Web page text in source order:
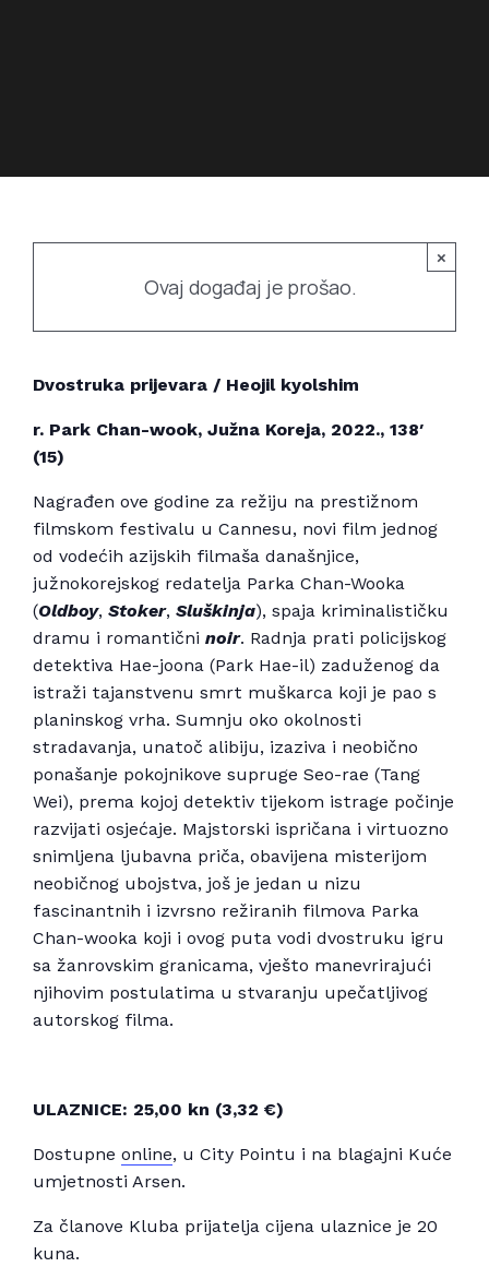
×
Ovaj događaj je prošao.
Dvostruka prijevara / Heojil kyolshim
r. Park Chan-wook, Južna Koreja, 2022., 138′
(15)
Nagrađen ove godine za režiju na prestižnom
filmskom festivalu u Cannesu, novi film jednog
od vodećih azijskih filmaša današnjice,
južnokorejskog redatelja Parka Chan-Wooka
(Oldboy, Stoker, Sluškinja), spaja kriminalističku
dramu i romantični noir. Radnja prati policijskog
detektiva Hae-joona (Park Hae-il) zaduženog da
istraži tajanstvenu smrt muškarca koji je pao s
planinskog vrha. Sumnju oko okolnosti
stradavanja, unatoč alibiju, izaziva i neobično
ponašanje pokojnikove supruge Seo-rae (Tang
Wei), prema kojoj detektiv tijekom istrage počinje
razvijati osjećaje. Majstorski ispričana i virtuozno
snimljena ljubavna priča, obavijena misterijom
neobičnog ubojstva, još je jedan u nizu
fascinantnih i izvrsno režiranih filmova Parka
Chan-wooka koji i ovog puta vodi dvostruku igru
sa žanrovskim granicama, vješto manevrirajući
njihovim postulatima u stvaranju upečatljivog
autorskog filma.
ULAZNICE: 25,00 kn (3,32 €)
Dostupne online, u City Pointu i na blagajni Kuće
umjetnosti Arsen.
Za članove Kluba prijatelja cijena ulaznice je 20
kuna.